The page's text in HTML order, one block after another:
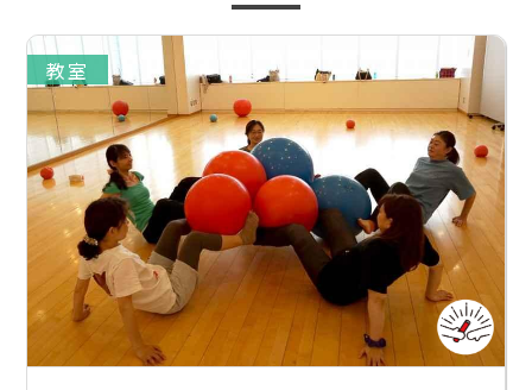
教室